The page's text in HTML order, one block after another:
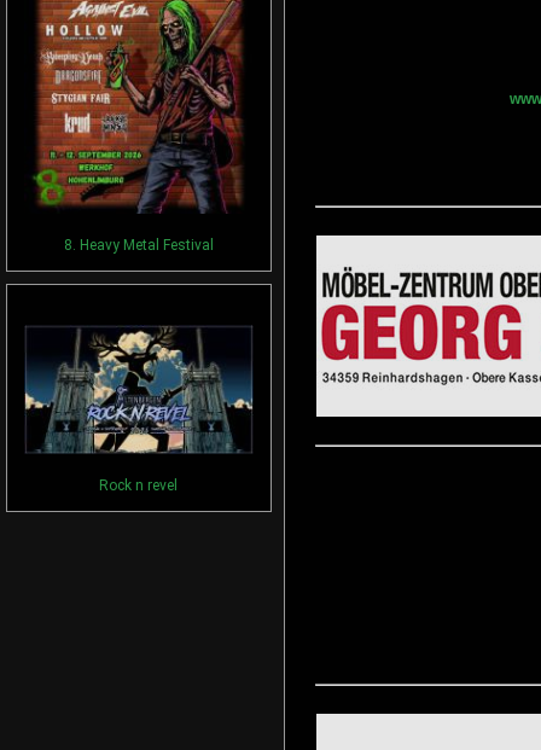
8. Heavy Metal Festival
Rock n revel